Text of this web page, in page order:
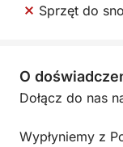
Sprzęt do
O
Dołącz do nas
Wypłyniemy z